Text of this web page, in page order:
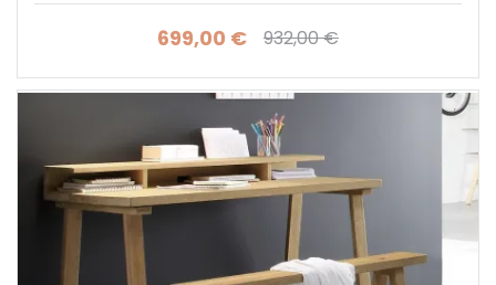
Prix
699,00 €Prix de base
932,00 €